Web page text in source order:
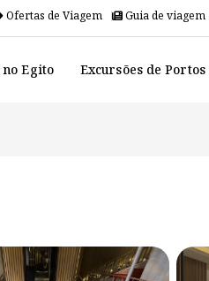
Ofertas de Viagem Guia de viagem
no Egito Excursões de Portos